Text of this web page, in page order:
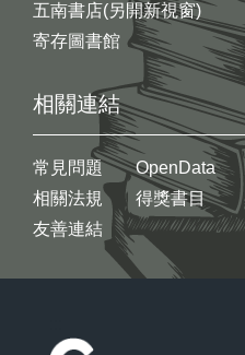
五南書店(另開新視窗)
寄存圖書館
相關連結
常見問題
相關法規
友善連結
OpenData
得獎書目